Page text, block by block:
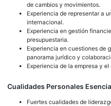
de cambios y movimientos.
Experiencia de representar a
internacional.
Experiencia en gestión
presupuestaria.
Experiencia en cuestiones de
panorama jurídico y
Experiencia de la empresa y
Cualidades Personales
Fuertes cualidades de